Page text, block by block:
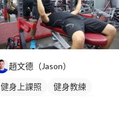
趙文德（Jason）
健身上課照
健身教練